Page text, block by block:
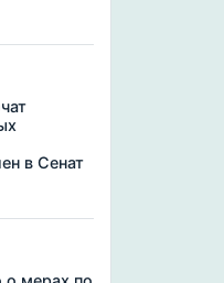
в Сенат